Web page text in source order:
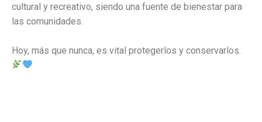
cultural y recreativo, siendo una fuente de bienestar para
las comunidades.
Hoy, más que nunca, es vital protegerlos y conservarlos.